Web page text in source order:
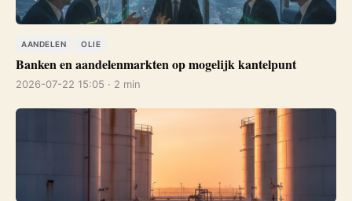
AANDELEN OLIE
Banken en aandelenmarkten op mogelijk kantelpunt
2026-07-22 15:05 · 2 min